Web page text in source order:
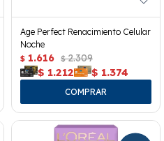
Age Perfect Renacimiento Celular
Noche
$ 1.616 $ 2.309
$ 1.212 $ 1.374